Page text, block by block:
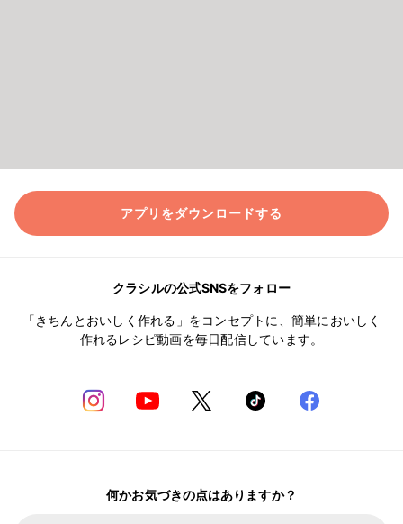
アプリをダウンロードする
クラシルの公式SNSをフォロー
「きちんとおいしく作れる」をコンセプトに、簡単においしく
作れるレシピ動画を毎日配信しています。
何かお気づきの点はありますか？